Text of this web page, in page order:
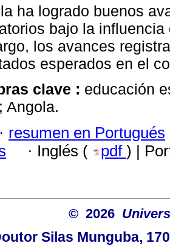
ha logrado buenos
bajo la
los avances
esperados en el
clave : educación
Angola.
· resumen en Portugués
· Inglés ( pdf ) |
© 2026
Silas Munguba,